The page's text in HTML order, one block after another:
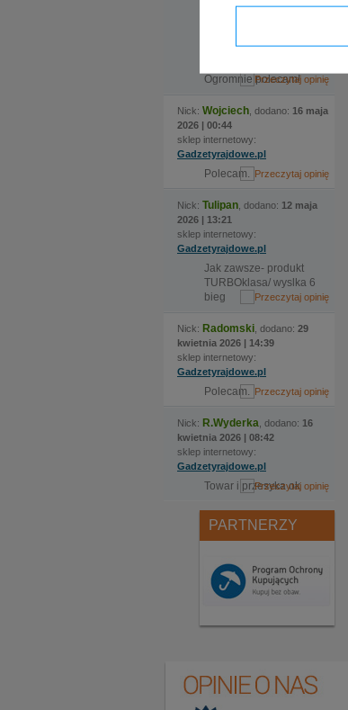
kask i w krótkim czasie
rozmiarem jak i
Ogromnie polecam!
Nick: Wojciech , dodano: 16 maja
2026 | 00:44
sklep internetowy:
Gadzetyrajdowe.pl
Polecam.
Nick: Tulipan , dodano: 12 maja
2026 | 13:21
sklep internetowy:
Gadzetyrajdowe.pl
Jak zawsze- produkt
TURBOklasa/ wyslka 6
bieg
Nick: Radomski , dodano: 29
kwietnia 2026 | 14:39
sklep internetowy:
Gadzetyrajdowe.pl
Polecam.
Nick: R.Wyderka , dodano: 16
kwietnia 2026 | 08:42
sklep internetowy:
Gadzetyrajdowe.pl
Towar i przesyka ok
PARTNERZY